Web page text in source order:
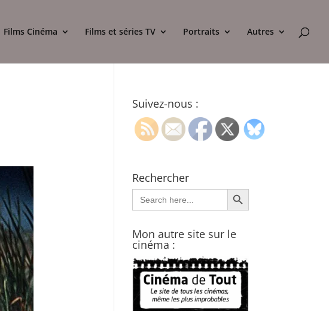
Films Cinéma Films et séries TV Portraits Autres
Suivez-nous :
Rechercher
Search
for:
Search Button
Mon autre site sur le
cinéma :